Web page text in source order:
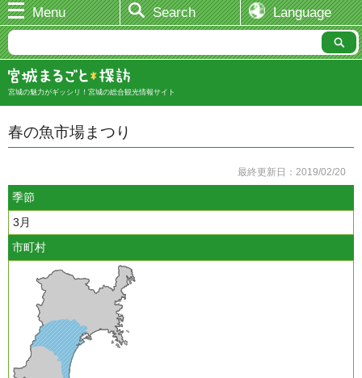
Menu Search Language
宮城の魅力がギッシリ！宮城の総合観光情報サイト
春の魚市場まつり
最終更新日：2019/02/20
季節
3月
市町村